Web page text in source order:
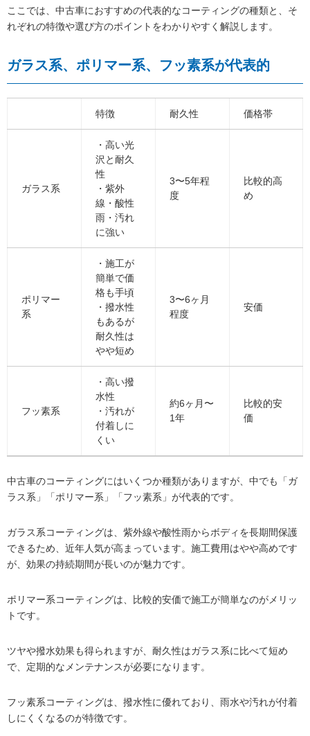
ここでは、中古車におすすめの代表的なコーティングの種類と、そ
れぞれの特徴や選び方のポイントをわかりやすく解説します。
ガラス系、ポリマー系、フッ素系が代表的
特徴 耐久性 価格帯
ガラス系
・高い光
沢と耐久
性
・紫外
線・酸性
雨・汚れ
に強い
3〜5年程
度
比較的高
め
ポリマー
系
・施工が
簡単で価
格も手頃
・撥水性
もあるが
耐久性は
やや短め
3〜6ヶ月
程度
安価
フッ素系
・高い撥
水性
・汚れが
付着しに
くい
約6ヶ月〜
1年
比較的安
価
中古車のコーティングにはいくつか種類がありますが、中でも「ガ
ラス系」「ポリマー系」「フッ素系」が代表的です。
ガラス系コーティングは、紫外線や酸性雨からボディを長期間保護
できるため、近年人気が高まっています。施工費用はやや高めです
が、効果の持続期間が長いのが魅力です。
ポリマー系コーティングは、比較的安価で施工が簡単なのがメリッ
トです。
ツヤや撥水効果も得られますが、耐久性はガラス系に比べて短め
で、定期的なメンテナンスが必要になります。
フッ素系コーティングは、撥水性に優れており、雨水や汚れが付着
しにくくなるのが特徴です。